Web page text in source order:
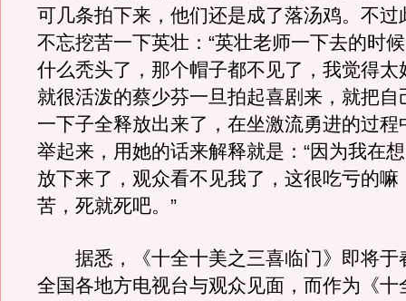
可几条拍下来，他们还是成了落汤鸡。不过
不忘挖苦一下英壮：“英壮老师一下去的时
什么秃头了，那个帽子都不见了，我觉得太
就很活泼的蔡少芬一旦拍起喜剧来，就把自
一下子全释放出来了，在坐激流勇进的过程
举起来，用她的话来解释就是：“因为我在
放下来了，观众看不见我了，这很吃亏的嘛
苦，死就死吧。”
据悉，《十全十美之三喜临门》即将于
全国各地方电视台与观众见面，而作为《十